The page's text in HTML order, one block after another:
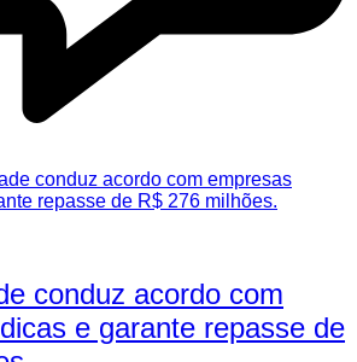
conduz acordo com
e garante repasse de